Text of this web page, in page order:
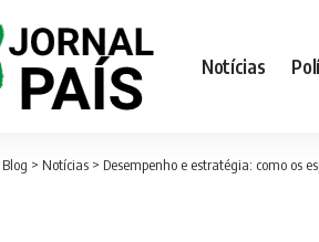
Notícias
Blog > Notícias > Desempenho e estratégia: como os